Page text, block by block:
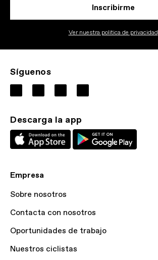
Inscribirme
Ver nuestra politica de privacidad
Síguenos
Descarga la app
Empresa
Sobre nosotros
Contacta con nosotros
Oportunidades de trabajo
Nuestros ciclistas